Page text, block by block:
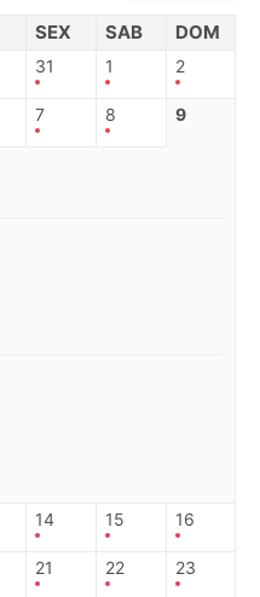
SEX SAB DOM
31 1 2
7 8 9
14 15 16
21 22 23